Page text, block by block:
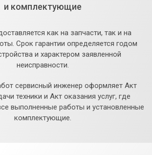
и комплектующие
как на запчасти, так и на
Срок гарантии определяется годом
и характером заявленной
неисправности.
сервисный инженер оформляет Акт
техники и Акт оказания услуг, где
выполненные работы и установленные
комплектующие.